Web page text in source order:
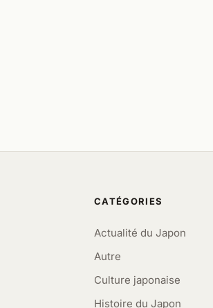
CATÉGORIES
Actualité du Japon
Autre
Culture japonaise
Histoire du Japon